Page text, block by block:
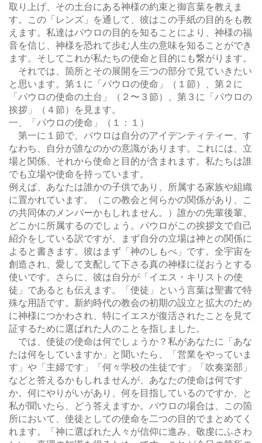
取り上げ、その土台にある神様の約束と御言葉を教えま
す。この「レンズ」を通して、彼はこの手紙の目的をも教
えます。私達はパウロの目的を知ることにより、神様の福
音を信じ、神様を恐れて歩む人生の意味を知ることができ
ます。そしてこれが私たちの使命と目的にも繋がります。
それでは、箇所とその展開を三つの部分で見ていきたい
と思います。第１に「パウロの使命」（１節）、第２に
「パウロの使命の土台」（２〜３節）、第３に「パウロの
挨拶」（４節）を見ます。
一、「パウロの使命」（１：１）
第一に１節で、パウロは自分のアイデンティティー、す
なわち、自分が誰なのかの意識があります。これには、立
場と関係、それから使命と目的が含まれます。私たちは誰
でも立場や使命を持っています。
例えば、あなたは誰かの子供であり、所属する家族や組織
に置かれています。（この教会と何らかの関係があり、こ
の共同体のメンバーかもしれません。）誰かの先輩後輩、
どこかに所属するのでしょう。パウロがこの挨拶文で自己
紹介をしている訳ですが、まず自分の立場は神との関係に
よると書きます。彼はまず「神のしもべ」です。全宇宙を
創造され、愛して支配して下さる真の神様に従おうとする
使いです。さらに、彼は自分が「イエス・キリストの使
徒」であるとも伝えます。「使徒」という言葉は聖書で特
殊な用語です。新約時代の教会の初期の設立と拡大のため
に神様につかわされ、特にイエスが復活されたことを見て
証するために選ばれた人のことを指しました。
では、使徒の使命は何でしょうか？私があなたに「あな
たは何をしていますか」と聞いたら、「営業をやっていま
す」や「主婦です」「何々学校の生徒です」「吹奏楽部」
などと答えるかもしれませんが、あなたの使命は何です
か。何にやりがいがあり、何を目指しているのですか、と
私が聞いたら、どう答えますか。パウロの場合は、この箇
所において、使徒としての使命を二つの目的でまとめてく
れます。「神に選ばれた人々が信仰に進み、敬虔にふさわ